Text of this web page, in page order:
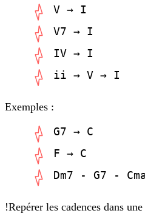
V → I
V7 → I
IV → I
ii → V → I
Exemples :
G7 → C
F → C
Dm7 - G7 -
!Repérer les cadences dans